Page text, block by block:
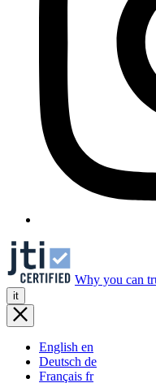
Why you can
it
English en
Deutsch de
Français fr